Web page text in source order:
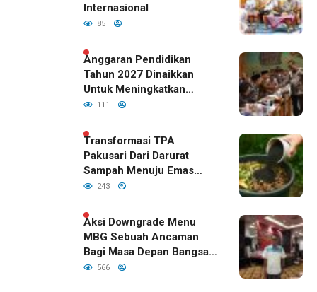
Internasional
85
Anggaran Pendidikan
Tahun 2027 Dinaikkan
Untuk Meningkatkan
Kualitas Anak Bangsa,
RI
111
Transformasi TPA
Pakusari Dari Darurat
Sampah Menuju Emas
Hijau di Era Kepemimpinan
243
Aksi Downgrade Menu
MBG Sebuah Ancaman
Bagi Masa Depan Bangsa
Indonesia
566